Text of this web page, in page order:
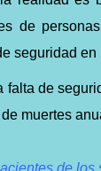
de
seguridad
falta de
muertes
de